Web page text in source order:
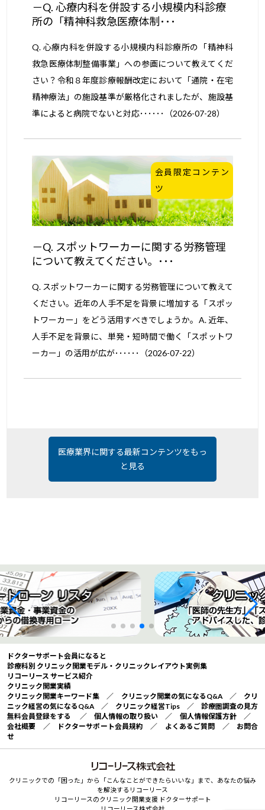
Q. 心療内科を併設する小規模内科診療
所の「精神科救急医療体制･･･
Q. 心療内科を併設する小規模内科診療所の「精神科
救急医療体制整備事業」への参画について教えてくだ
さい？令和８年度診療報酬改定において「通院・在宅
精神療法」の施設基準が厳格化されましたが、施設基
準によると病院でないと対応･･････（2026-07-28）
会員限定コンテン
ツ
Q. スポットワーカーに関する労務管理
について教えてください。･･･
Q. スポットワーカーに関する労務管理について教えて
ください。近年の人手不足を背景に増加する「スポッ
トワーカー」をどう活用すべきでしょうか。A. 近年、
人手不足を背景に、単発・短時間で働く「スポットワ
ーカー」の活用が広が･･････（2026-07-22）
医療業界に関する最新コンテンツをもっ
と見る
ドクターサポート会員になると
診療科別 クリニック開業モデル・クリニックレイアウト実例集
リコーリース サービス紹介
クリニック開業実績
クリニック開業キーワード集 ／ クリニック開業の気になるQ&A／ クリ
ニック経営の気になるQ&A／ クリニック経営Tips／ 診療圏調査の見方
無料会員登録をする
／ 個人情報の取り扱い ／ 個人情報保護方針 ／
会社概要 ／ ドクターサポート会員規約 ／ よくあるご質問 ／ お問合
せ
クリニックでの「困った」から「こんなことができたらいいな」まで、あなたの悩み
を解決するリコーリース
リコーリースのクリニック開業支援 ドクターサポート
リコーリース株式会社